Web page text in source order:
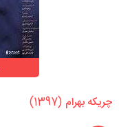
‏چریکه بهرام‏ (1397)